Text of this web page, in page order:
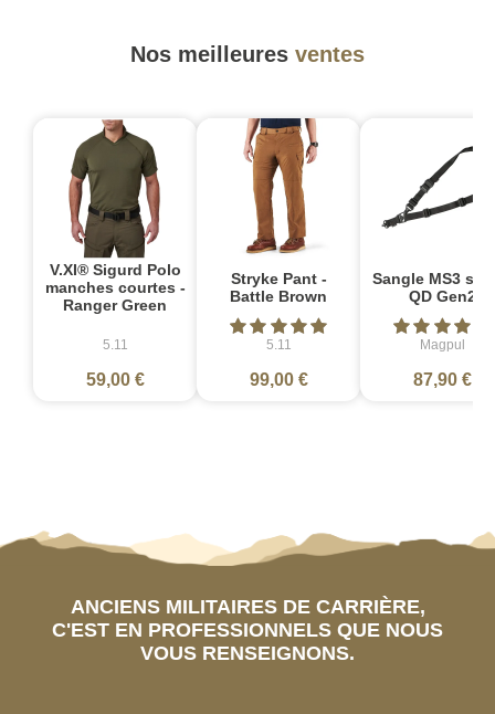
Nos meilleures ventes
V.XI® Sigurd Polo
manches courtes -
Ranger Green
5.11
59,00 €
Stryke Pant -
Battle Brown
5.11
99,00 €
Sangle MS3
QD Gen2
Magpul
87,90 €
ANCIENS MILITAIRES DE CARRIÈRE,
C'EST EN PROFESSIONNELS QUE NOUS
VOUS RENSEIGNONS.